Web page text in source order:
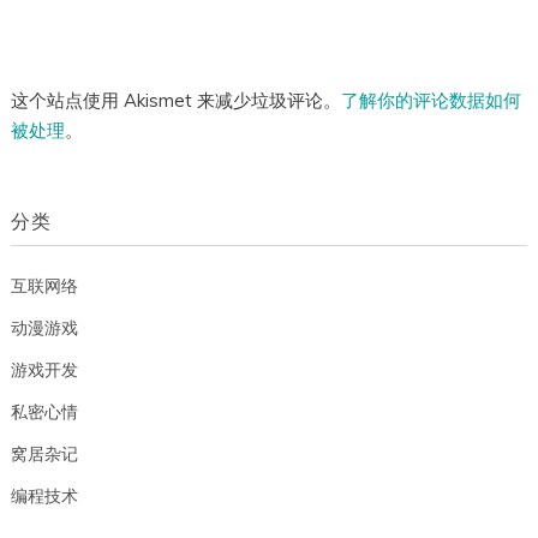
这个站点使用 Akismet 来减少垃圾评论。 了解你的评论数据如何
被处理。
分类
互联网络
动漫游戏
游戏开发
私密心情
窝居杂记
编程技术